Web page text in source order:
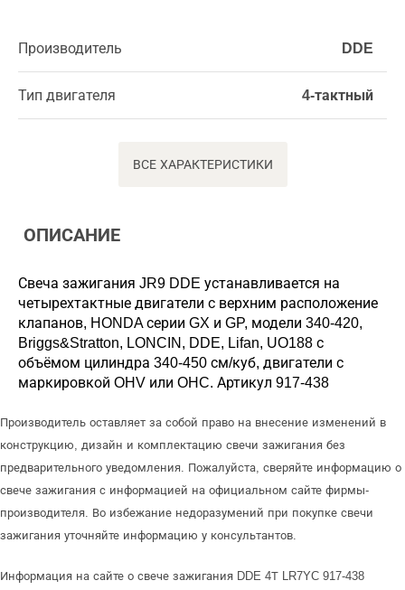
Производитель DDE
Тип двигателя 4-тактный
ВСЕ ХАРАКТЕРИСТИКИ
ОПИСАНИЕ
Свеча зажигания JR9 DDE устанавливается на
четырехтактные двигатели с верхним расположение
клапанов, HONDA серии GX и GP, модели 340-420,
Briggs&Stratton, LONCIN, DDE, Lifan, UO188 с
объёмом цилиндра 340-450 см/куб, двигатели с
маркировкой OHV или OHC. Артикул 917-438
Производитель оставляет за собой право на внесение изменений в
конструкцию, дизайн и комплектацию свечи зажигания без
предварительного уведомления. Пожалуйста, сверяйте информацию о
свече зажигания с информацией на официальном сайте фирмы-
производителя. Во избежание недоразумений при покупке свечи
зажигания уточняйте информацию у консультантов.
Информация на сайте о свече зажигания DDE 4Т LR7YC 917-438